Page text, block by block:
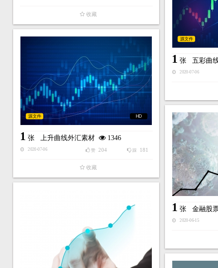
收藏
源文件
1 张 五彩曲
2020-07-06
HD
源文件
1 张 上升曲线外汇素材 1346
2020-07-06 踩 181
赞 204
收藏
1 张 金融股
2020-06-15